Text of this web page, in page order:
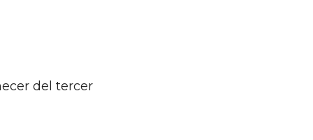
del tercer